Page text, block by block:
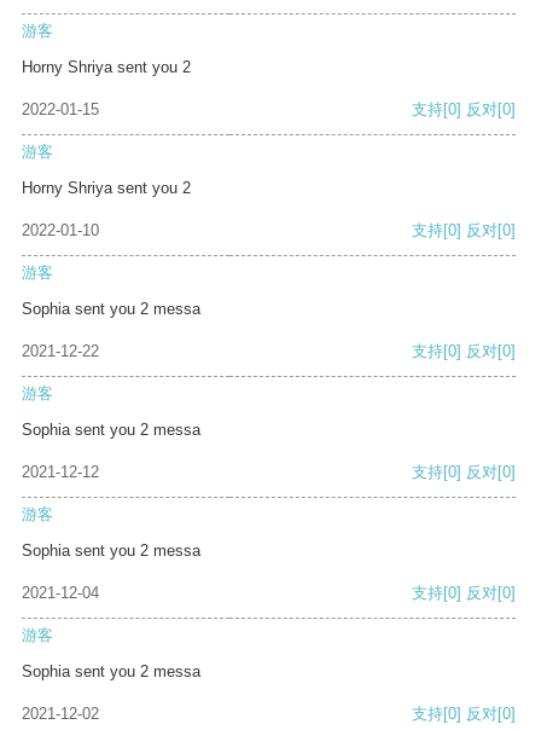
游客
Horny Shriya sent you 2
2022-01-15 支持[0] 反对[0]
游客
Horny Shriya sent you 2
2022-01-10 支持[0] 反对[0]
游客
Sophia sent you 2 messa
2021-12-22 支持[0] 反对[0]
游客
Sophia sent you 2 messa
2021-12-12 支持[0] 反对[0]
游客
Sophia sent you 2 messa
2021-12-04 支持[0] 反对[0]
游客
Sophia sent you 2 messa
2021-12-02 支持[0] 反对[0]